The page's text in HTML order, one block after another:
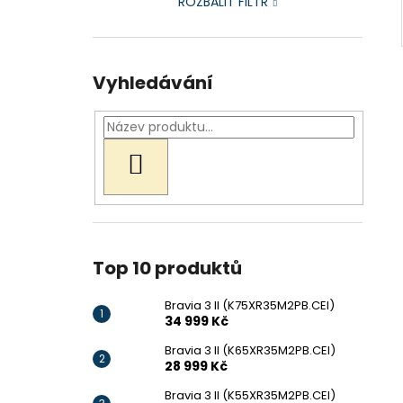
Vyhledávání
Top 10 produktů
Bravia 3 II (K75XR35M2PB.CEI)
34 999 Kč
Bravia 3 II (K65XR35M2PB.CEI)
28 999 Kč
Bravia 3 II (K55XR35M2PB.CEI)